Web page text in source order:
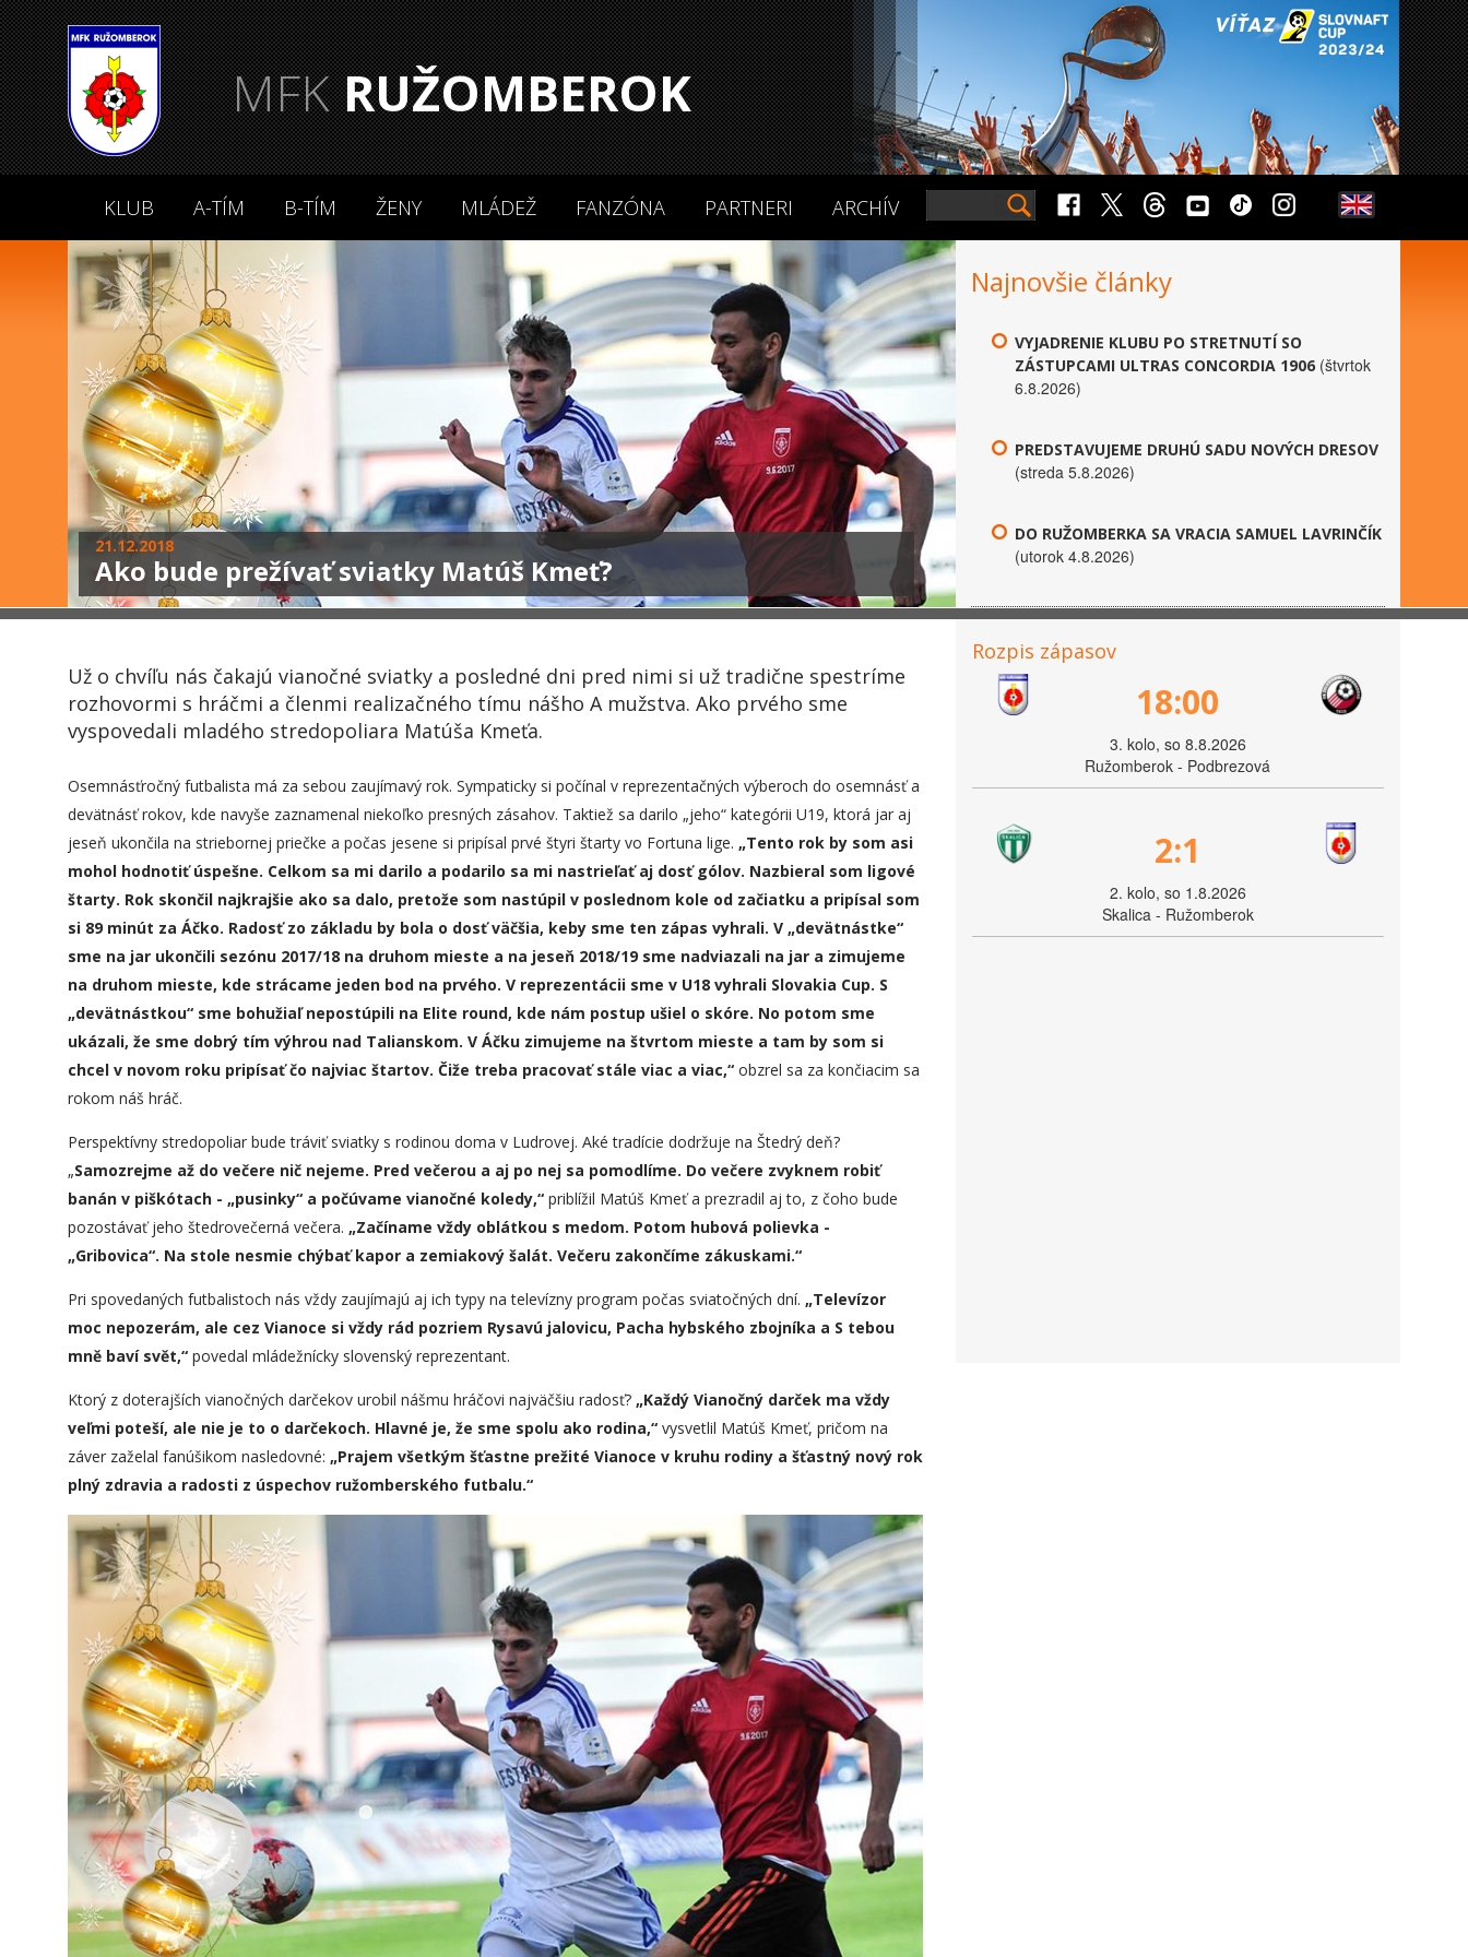
MFKRUŽOMBEROK
KLUB A-TÍM B-TÍM ŽENY MLÁDEŽ FANZÓNA PARTNERI ARCHÍV
21.12.2018
Ako bude prežívať sviatky Matúš Kmeť?
Najnovšie články
VYJADRENIE KLUBU PO STRETNUTÍ SO
ZÁSTUPCAMI ULTRAS CONCORDIA 1906 (štvrtok
6.8.2026)
PREDSTAVUJEME DRUHÚ SADU NOVÝCH DRESOV
(streda 5.8.2026)
DO RUŽOMBERKA SA VRACIA SAMUEL LAVRINČÍK
(utorok 4.8.2026)
Už o chvíľu nás čakajú vianočné sviatky a posledné dni pred nimi si už tradične spestríme
rozhovormi s hráčmi a členmi realizačného tímu nášho A mužstva. Ako prvého sme
vyspovedali mladého stredopoliara Matúša Kmeťa.
Osemnásťročný futbalista má za sebou zaujímavý rok. Sympaticky si počínal v reprezentačných výberoch do osemnásť a
devätnásť rokov, kde navyše zaznamenal niekoľko presných zásahov. Taktiež sa darilo „jeho“ kategórii U19, ktorá jar aj
jeseň ukončila na striebornej priečke a počas jesene si pripísal prvé štyri štarty vo Fortuna lige. „Tento rok by som asi
mohol hodnotiť úspešne. Celkom sa mi darilo a podarilo sa mi nastrieľať aj dosť gólov. Nazbieral som ligové
štarty. Rok skončil najkrajšie ako sa dalo, pretože som nastúpil v poslednom kole od začiatku a pripísal som
si 89 minút za Áčko. Radosť zo základu by bola o dosť väčšia, keby sme ten zápas vyhrali. V „devätnástke“
sme na jar ukončili sezónu 2017/18 na druhom mieste a na jeseň 2018/19 sme nadviazali na jar a zimujeme
na druhom mieste, kde strácame jeden bod na prvého. V reprezentácii sme v U18 vyhrali Slovakia Cup. S
„devätnástkou“ sme bohužiaľ nepostúpili na Elite round, kde nám postup ušiel o skóre. No potom sme
ukázali, že sme dobrý tím výhrou nad Talianskom. V Áčku zimujeme na štvrtom mieste a tam by som si
chcel v novom roku pripísať čo najviac štartov. Čiže treba pracovať stále viac a viac,“ obzrel sa za končiacim sa
rokom náš hráč.
Perspektívny stredopoliar bude tráviť sviatky s rodinou doma v Ludrovej. Aké tradície dodržuje na Štedrý deň?
„Samozrejme až do večere nič nejeme. Pred večerou a aj po nej sa pomodlíme. Do večere zvyknem robiť
banán v piškótach - „pusinky“ a počúvame vianočné koledy,“ priblížil Matúš Kmeť a prezradil aj to, z čoho bude
pozostávať jeho štedrovečerná večera. „Začíname vždy oblátkou s medom. Potom hubová polievka -
„Gribovica“. Na stole nesmie chýbať kapor a zemiakový šalát. Večeru zakončíme zákuskami.“
Pri spovedaných futbalistoch nás vždy zaujímajú aj ich typy na televízny program počas sviatočných dní. „Televízor
moc nepozerám, ale cez Vianoce si vždy rád pozriem Rysavú jalovicu, Pacha hybského zbojníka a S tebou
mně baví svět,“ povedal mládežnícky slovenský reprezentant.
Ktorý z doterajších vianočných darčekov urobil nášmu hráčovi najväčšiu radosť? „Každý Vianočný darček ma vždy
veľmi poteší, ale nie je to o darčekoch. Hlavné je, že sme spolu ako rodina,“ vysvetlil Matúš Kmeť, pričom na
záver zaželal fanúšikom nasledovné: „Prajem všetkým šťastne prežité Vianoce v kruhu rodiny a šťastný nový rok
plný zdravia a radosti z úspechov ružomberského futbalu.“
Rozpis zápasov
18:00
3. kolo, so 8.8.2026
Ružomberok - Podbrezová
2:1
2. kolo, so 1.8.2026
Skalica - Ružomberok